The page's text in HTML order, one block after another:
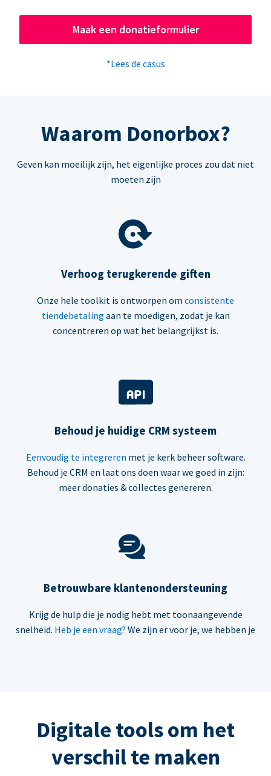
Maak een donatieformulier
*Lees de casus
Waarom Donorbox?
Geven kan moeilijk zijn, het eigenlijke proces zou dat niet
moeten zijn
Verhoog terugkerende giften
Onze hele toolkit is ontworpen om consistente
tiendebetaling aan te moedigen, zodat je kan
concentreren op wat het belangrijkst is.
Behoud je huidige CRM systeem
Eenvoudig te integreren met je kerk beheer software.
Behoud je CRM en laat ons doen waar we goed in zijn:
meer donaties & collectes genereren.
Betrouwbare klantenondersteuning
Krijg de hulp die je nodig hebt met toonaangevende
snelheid. Heb je een vraag? We zijn er voor je, we hebben je
Digitale tools om het
verschil te maken